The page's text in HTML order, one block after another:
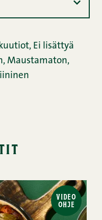
, Ei lisättyä
, Maustamaton,
VIDEO
OHJE